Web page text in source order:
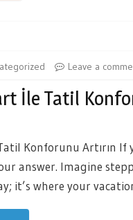
Leave a
İle Tatil
Konforunu Artırın
answer. Imagine
it’s where your